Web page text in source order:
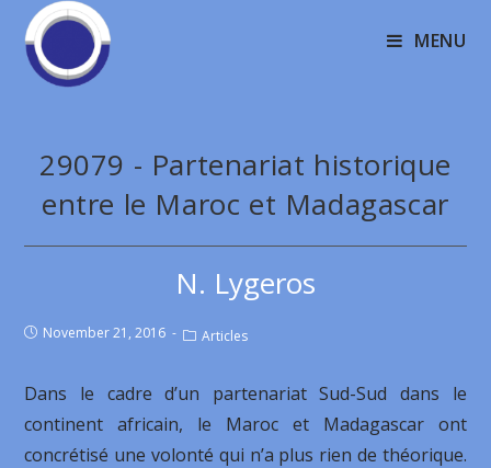
MENU
29079 - Partenariat historique
entre le Maroc et Madagascar
N. Lygeros
November 21, 2016 Articles
Dans le cadre d’un partenariat Sud-Sud dans le
continent africain, le Maroc et Madagascar ont
concrétisé une volonté qui n’a plus rien de théorique.